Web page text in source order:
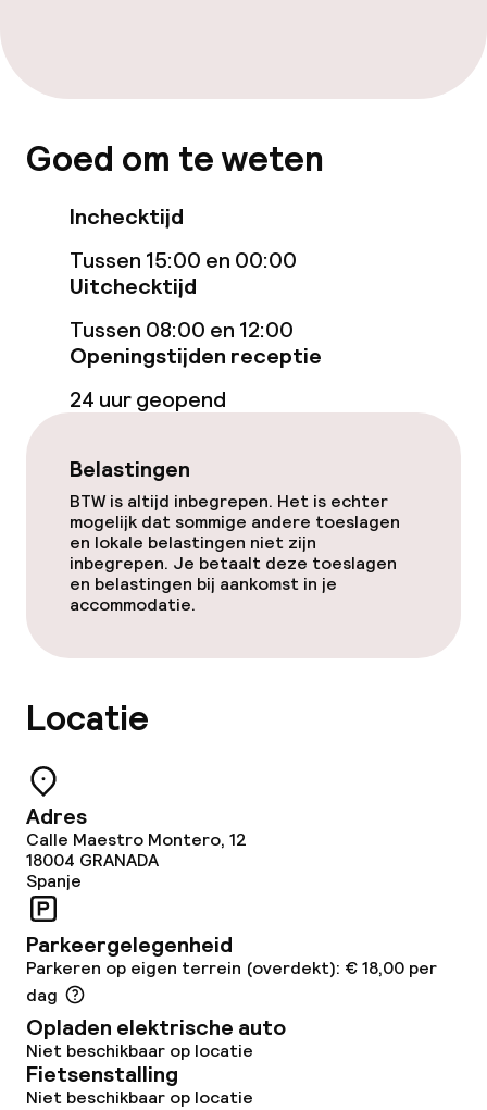
Stoombad
Spacentrum
Spa behandelingen
Massage
Fitnessruimte / gym
Entertainment
Gratis wifi
Tuin
Terras
Bar
Eet- en drinkdiensten
Ontbijtbuffet
Lunch à la carte
Diner à la carte
Goed om te weten
Inchecktijd
Tussen 15:00 en 00:00
Uitchecktijd
Tussen 08:00 en 12:00
Openingstijden receptie
24 uur geopend
Belastingen
BTW is altijd inbegrepen. Het is echter
mogelijk dat sommige andere toeslagen
en lokale belastingen niet zijn
inbegrepen. Je betaalt deze toeslagen
en belastingen bij aankomst in je
accommodatie.
Locatie
Adres
Calle Maestro Montero, 12
18004 GRANADA
Spanje
Parkeergelegenheid
Parkeren op eigen terrein (overdekt): € 18,00 per
dag
Opladen elektrische auto
Niet beschikbaar op locatie
Fietsenstalling
Niet beschikbaar op locatie